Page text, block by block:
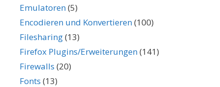
Emulatoren(5)
Encodieren und Konvertieren(100)
Filesharing(13)
Firefox Plugins/Erweiterungen(141)
Firewalls (20)
Fonts (13)